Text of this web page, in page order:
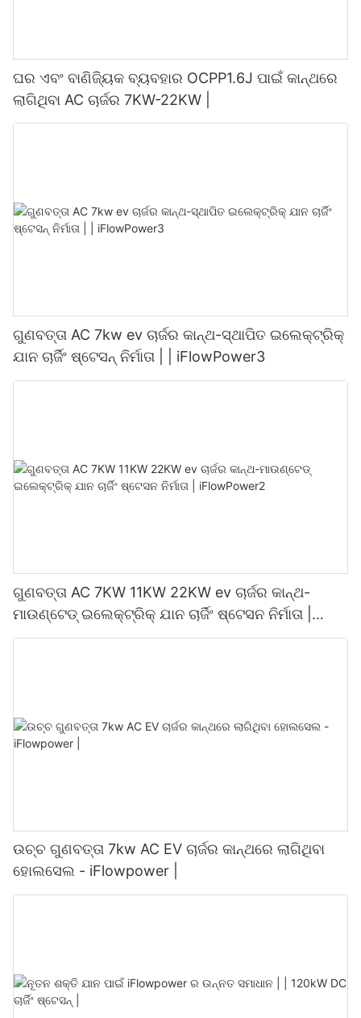
ଘର ଏବଂ ବାଣିଜ୍ୟିକ ବ୍ୟବହାର OCPP1.6J ପାଇଁ କାନ୍ଥରେ
ଲାଗିଥିବା AC ଚାର୍ଜର 7KW-22KW |
ଗୁଣବତ୍ତା AC 7kw ev ଚାର୍ଜର କାନ୍ଥ-ସ୍ଥାପିତ ଇଲେକ୍ଟ୍ରିକ୍
ଯାନ ଚାର୍ଜିଂ ଷ୍ଟେସନ୍ ନିର୍ମାତା | | iFlowPower3
ଗୁଣବତ୍ତା AC 7KW 11KW 22KW ev ଚାର୍ଜର କାନ୍ଥ-
ମାଉଣ୍ଟେଡ୍ ଇଲେକ୍ଟ୍ରିକ୍ ଯାନ ଚାର୍ଜିଂ ଷ୍ଟେସନ ନିର୍ମାତା |
iFlowPower2
ଉଚ୍ଚ ଗୁଣବତ୍ତା 7kw AC EV ଚାର୍ଜର କାନ୍ଥରେ ଲାଗିଥିବା
ହୋଲସେଲ - iFlowpower |